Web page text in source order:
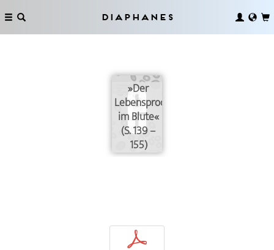
Diaphanes
»Der
Lebensproceß
im Blute«
(S. 139 –
155)
p